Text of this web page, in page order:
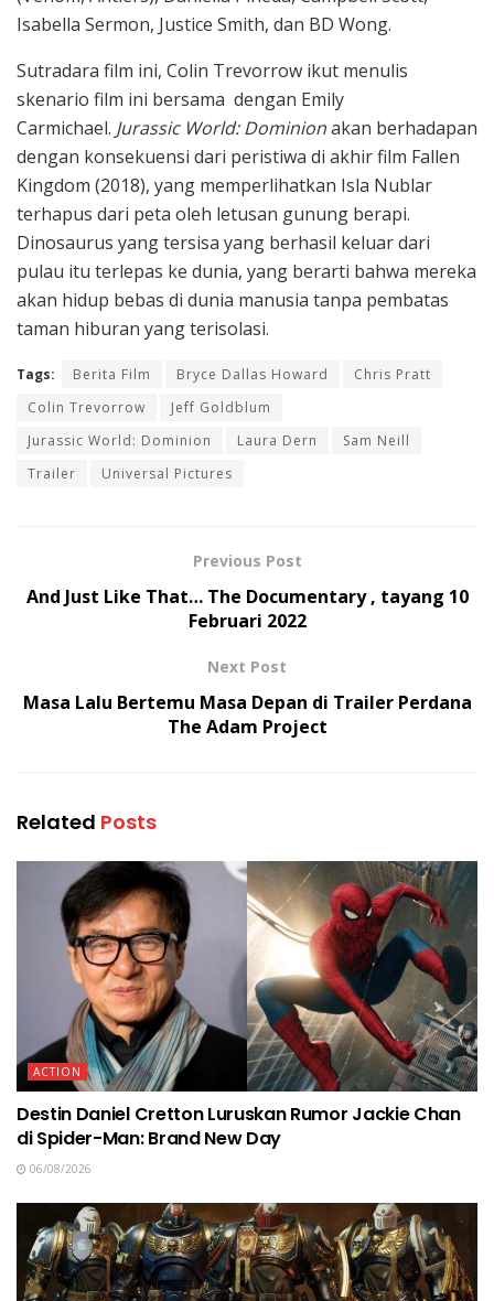
Isabella Sermon, Justice Smith, dan BD Wong.
Sutradara film ini, Colin Trevorrow ikut menulis
skenario film ini bersama dengan Emily
Carmichael. Jurassic World: Dominionakan berhadapan
dengan konsekuensi dari peristiwa di akhir film Fallen
Kingdom (2018), yang memperlihatkan Isla Nublar
terhapus dari peta oleh letusan gunung berapi.
Dinosaurus yang tersisa yang berhasil keluar dari
pulau itu terlepas ke dunia, yang berarti bahwa mereka
akan hidup bebas di dunia manusia tanpa pembatas
taman hiburan yang terisolasi.
Tags: Berita Film Bryce Dallas Howard
Chris Pratt
Colin Trevorrow
Jeff Goldblum
Jurassic World: Dominion
Laura Dern
Sam Neill
Trailer
Universal Pictures
Previous Post
And Just Like That… The Documentary , tayang 10
Februari 2022
Next Post
Masa Lalu Bertemu Masa Depan di Trailer Perdana
The Adam Project
Related Posts
ACTION
Destin Daniel Cretton Luruskan Rumor Jackie Chan
di Spider-Man: Brand New Day
06/08/2026